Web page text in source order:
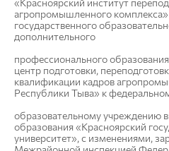
«Красноярский институт
агропромышленного
государственного
дополнительного
профессионального
центр подготовки,
квалификации кадров
Республики Тыва» к
образовательному учреждению
образования «Красноярский
университет», с изменениями,